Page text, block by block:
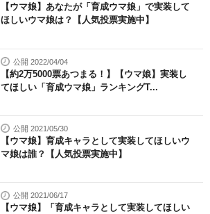
【ウマ娘】あなたが「育成ウマ娘」で実装して
ほしいウマ娘は？【人気投票実施中】
公開 2022/04/04
【約2万5000票あつまる！】【ウマ娘】実装し
てほしい「育成ウマ娘」ランキングT...
公開 2021/05/30
【ウマ娘】育成キャラとして実装してほしいウ
マ娘は誰？【人気投票実施中】
公開 2021/06/17
【ウマ娘】「育成キャラとして実装してほしい